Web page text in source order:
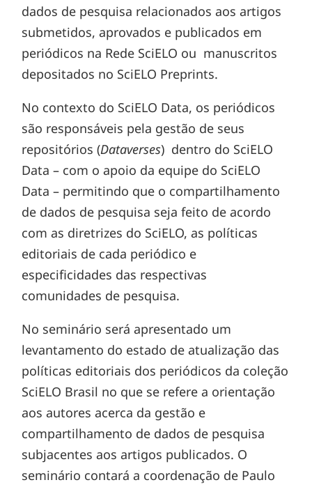
dados de pesquisa relacionados aos artigos
submetidos, aprovados e publicados em
periódicos na Rede SciELO ou manuscritos
depositados no SciELO Preprints.
No contexto do SciELO Data, os periódicos
são responsáveis pela gestão de seus
repositórios (Dataverses) dentro do SciELO
Data – com o apoio da equipe do SciELO
Data – permitindo que o compartilhamento
de dados de pesquisa seja feito de acordo
com as diretrizes do SciELO, as políticas
editoriais de cada periódico e
especificidades das respectivas
comunidades de pesquisa.
No seminário será apresentado um
levantamento do estado de atualização das
políticas editoriais dos periódicos da coleção
SciELO Brasil no que se refere a orientação
aos autores acerca da gestão e
compartilhamento de dados de pesquisa
subjacentes aos artigos publicados. O
seminário contará a coordenação de Paulo